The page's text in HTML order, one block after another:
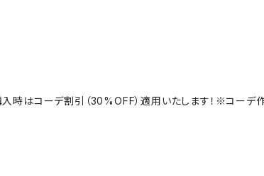
はコーデ割引（30%OFF）適用いたします！※コーデ